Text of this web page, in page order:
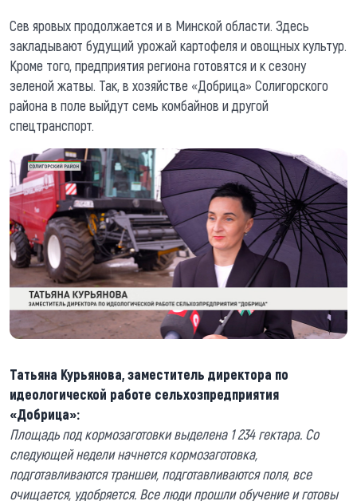
Сев яровых продолжается и в Минской области. Здесь
закладывают будущий урожай картофеля и овощных культур.
Кроме того, предприятия региона готовятся и к сезону
зеленой жатвы. Так, в хозяйстве «Добрица» Солигорского
района в поле выйдут семь комбайнов и другой
спецтранспорт.
Татьяна Курьянова, заместитель директора по
идеологической работе сельхозпредприятия
«Добрица»:
Площадь под кормозаготовки выделена 1 234 гектара. Со
следующей недели начнется кормозаготовка,
подготавливаются траншеи, подготавливаются поля, все
очищается, удобряется. Все люди прошли обучение и готовы